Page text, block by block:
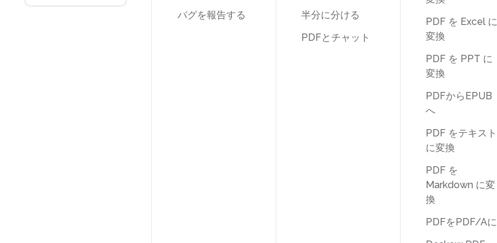
バグを報告する
半分に分ける
PDFとチャット
PDF を Excel に
変換
PDF を PPT に
変換
PDFからEPUB
へ
PDF をテキスト
に変換
PDF を
Markdown に変
換
PDFをPDF/Aに